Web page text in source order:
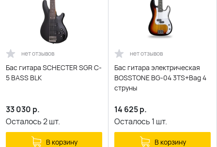
нет отзывов
Бас гитара SCHECTER SGR C-
5 BASS BLK
33 030 р.
Осталось2шт.
В корзину
нет отзывов
Бас гитара электрическая
BOSSTONE BG-04 3TS+Bag 4
струны
14 625р.
Осталось 1 шт.
В корзину